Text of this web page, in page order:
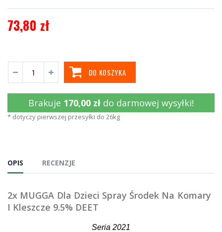
73,80 zł
DO KOSZYKA
Brakuje 170,00 zł do darmowej wysyłki!
* dotyczy pierwszej przesyłki do 26kg
OPIS RECENZJE
2x MUGGA Dla Dzieci Spray Środek Na Komary
I Kleszcze 9.5% DEET
Seria 2021